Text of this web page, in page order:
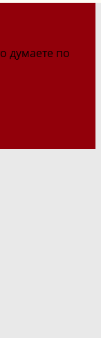
думаете по